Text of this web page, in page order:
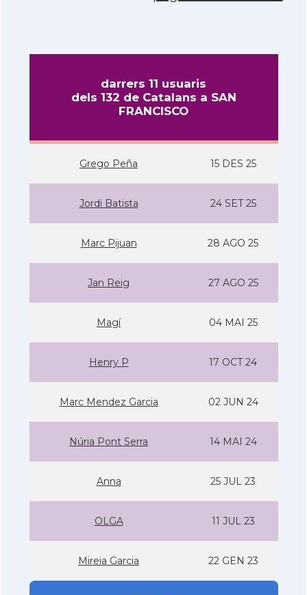
darrers 11 usuaris
dels 132 de Catalans a SAN
FRANCISCO
Grego Peña 15 DES 25
Jordi Batista 24 SET 25
Marc Pijuan 28 AGO 25
Jan Reig 27 AGO 25
Magí 04 MAI 25
Henry P 17 OCT 24
Marc Mendez Garcia 02 JUN 24
Núria Pont Serra 14 MAI 24
Anna 25 JUL 23
OLGA 11 JUL 23
Mireia Garcia 22 GEN 23